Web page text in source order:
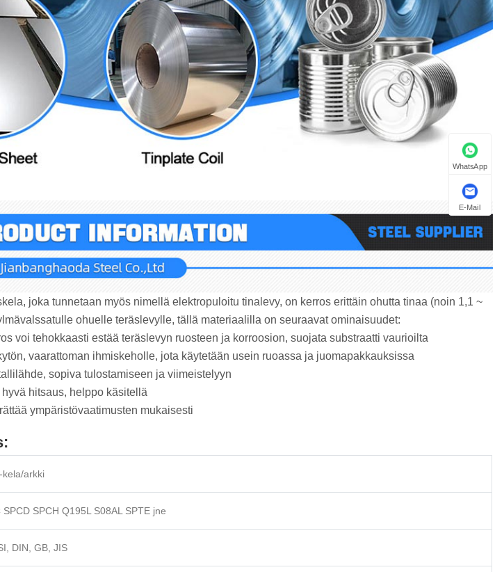
joka tunnetaan myös nimellä elektropuloitu tinalevy, on kerros erittäin ohutta tinaa (noin 1,1 ~
ohuelle teräslevylle, tällä materiaalilla on seuraavat ominaisuudet:
voi tehokkaasti estää teräslevyn ruosteen ja korroosion, suojata substraatti vaurioilta
vaarattoman ihmiskeholle, jota käytetään usein ruoassa ja juomapakkauksissa
sopiva tulostamiseen ja viimeistelyyn
hitsaus, helppo käsitellä
ympäristövaatimusten mukaisesti
kela/arkki
SPCD SPCH Q195L S08AL SPTE jne
DIN, GB, JIS
WhatsApp
E-Mail